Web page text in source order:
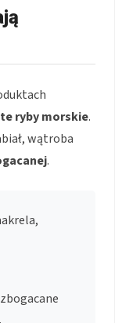
ryby morskie.
wątroba
.